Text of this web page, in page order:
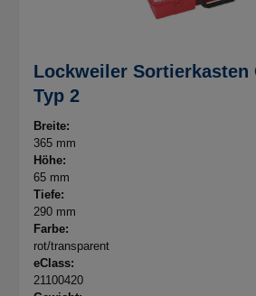
Lockweiler Sortierkasten
Typ 2
Breite:
365 mm
Höhe:
65 mm
Tiefe:
290 mm
Farbe:
rot/transparent
eClass:
21100420